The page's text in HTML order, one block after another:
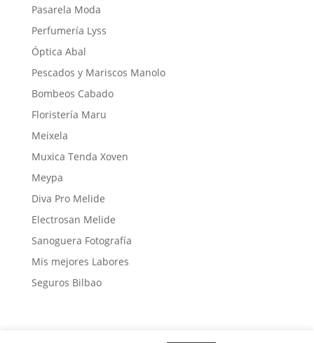
Pasarela Moda
Perfumería Lyss
Óptica Abal
Pescados y Mariscos Manolo
Bombeos Cabado
Floristería Maru
Meixela
Muxica Tenda Xoven
Meypa
Diva Pro Melide
Electrosan Melide
Sanoguera Fotografía
Mis mejores Labores
Seguros Bilbao